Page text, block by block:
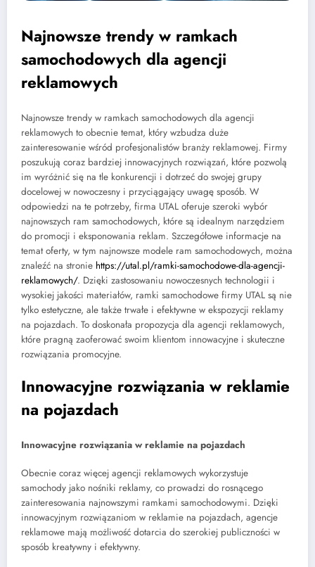
Najnowsze trendy w ramkach
samochodowych dla agencji
reklamowych
Najnowsze trendy w ramkach samochodowych dla agencji
reklamowych to obecnie temat, który wzbudza duże
zainteresowanie wśród profesjonalistów branży reklamowej. Firmy
poszukują coraz bardziej innowacyjnych rozwiązań, które pozwolą
im wyróżnić się na tle konkurencji i dotrzeć do swojej grupy
docelowej w nowoczesny i przyciągający uwagę sposób. W
odpowiedzi na te potrzeby, firma UTAL oferuje szeroki wybór
najnowszych ram samochodowych, które są idealnym narzędziem
do promocji i eksponowania reklam. Szczegółowe informacje na
temat oferty, w tym najnowsze modele ram samochodowych, można
znaleźć na stronie https://utal.pl/ramki-samochodowe-dla-agencji-
reklamowych/. Dzięki zastosowaniu nowoczesnych technologii i
wysokiej jakości materiałów, ramki samochodowe firmy UTAL są nie
tylko estetyczne, ale także trwałe i efektywne w ekspozycji reklamy
na pojazdach. To doskonała propozycja dla agencji reklamowych,
które pragną zaoferować swoim klientom innowacyjne i skuteczne
rozwiązania promocyjne.
Innowacyjne rozwiązania w reklamie
na pojazdach
Innowacyjne rozwiązania w reklamie na pojazdach
Obecnie coraz więcej agencji reklamowych wykorzystuje
samochody jako nośniki reklamy, co prowadzi do rosnącego
zainteresowania najnowszymi ramkami samochodowymi. Dzięki
innowacyjnym rozwiązaniom w reklamie na pojazdach, agencje
reklamowe mają możliwość dotarcia do szerokiej publiczności w
sposób kreatywny i efektywny.